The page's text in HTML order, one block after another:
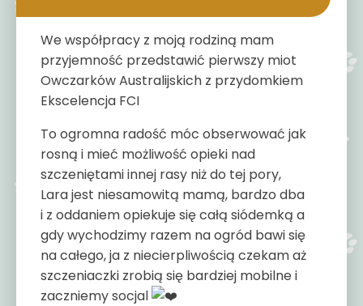
We współpracy z moją rodziną mam
przyjemność przedstawić pierwszy miot
Owczarków Australijskich z przydomkiem
Ekscelencja FCI
To ogromna radość móc obserwować jak
rosną i mieć możliwość opieki nad
szczeniętami innej rasy niż do tej pory,
Lara jest niesamowitą mamą, bardzo dba
i z oddaniem opiekuje się całą siódemką a
gdy wychodzimy razem na ogród bawi się
na całego, ja z niecierpliwością czekam aż
szczeniaczki zrobią się bardziej mobilne i
zaczniemy socjal